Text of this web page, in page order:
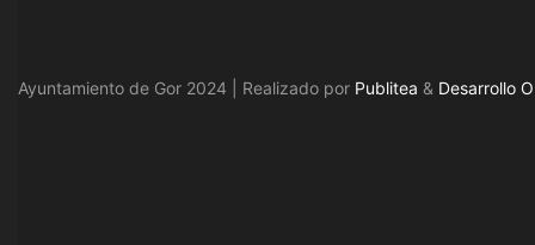
Ayuntamiento de Gor 2024 | Realizado por Publitea & Desarrollo